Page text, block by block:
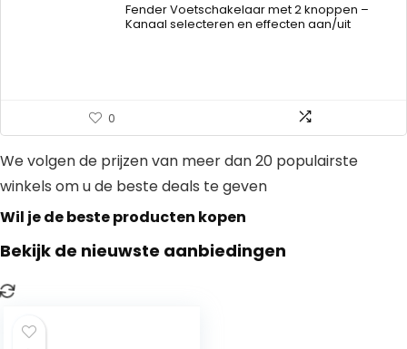
Fender Voetschakelaar met 2 knoppen –
Kanaal selecteren en effecten aan/uit
0
We volgen de prijzen van meer dan 20 populairste
winkels om u de beste deals te geven
Wil je de beste producten kopen
Bekijk de nieuwste aanbiedingen